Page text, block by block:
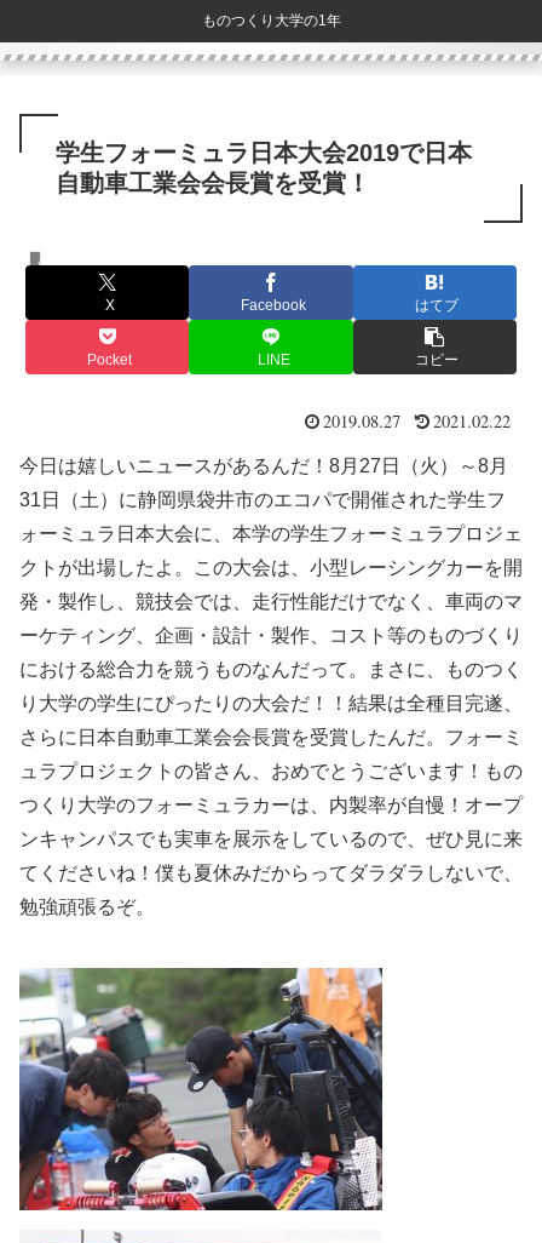
ものつくり大学の1年
学生フォーミュラ日本大会2019で日本
自動車工業会会長賞を受賞！
もっくん日記
X Facebook はてブ
Pocket LINE コピー
2019.08.27 2021.02.22
今日は嬉しいニュースがあるんだ！8月27日（火）～8月
31日（土）に静岡県袋井市のエコパで開催された学生フ
ォーミュラ日本大会に、本学の学生フォーミュラプロジェ
クトが出場したよ。この大会は、小型レーシングカーを開
発・製作し、競技会では、走行性能だけでなく、車両のマ
ーケティング、企画・設計・製作、コスト等のものづくり
における総合力を競うものなんだって。まさに、ものつく
り大学の学生にぴったりの大会だ！！結果は全種目完遂、
さらに日本自動車工業会会長賞を受賞したんだ。フォーミ
ュラプロジェクトの皆さん、おめでとうございます！もの
つくり大学のフォーミュラカーは、内製率が自慢！オープ
ンキャンパスでも実車を展示をしているので、ぜひ見に来
てくださいね！僕も夏休みだからってダラダラしないで、
勉強頑張るぞ。